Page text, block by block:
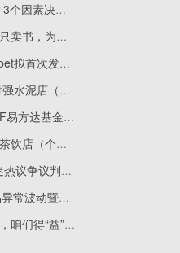
G3，广东队能赢北京队吗？3个因素决定胜负走向
浙媒：董春雨社媒账号橱窗只卖书，为卖出50多本《毛选》自豪-信息
当前热议!谷歌母公司Alphabet拟首次发行日元债券以支持AI支出
当前焦点!修水县太阳升镇付强水泥店（个体工商户）成立 注册资本20万人民币
资讯：5月11日工程机械ETF易方达基金份额减少600万份，重仓股潍柴动力、徐工机械、三一重工
观热点：扬州市邗江区天处茶饮店（个体工商户）成立 注册资本5万人民币
阿森纳1比0客胜西汉姆 球迷热议争议判罚与争冠形势
*ST高科: 中国高科股票交易异常波动暨风险提示公告 焦点简讯
当前热门：动静快评丨反诈，咱们得“益”起上心